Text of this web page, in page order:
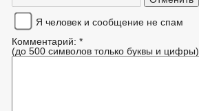
Я человек и сообщение не спам
Комментарий: *
(до 500 символов только буквы и цифры)